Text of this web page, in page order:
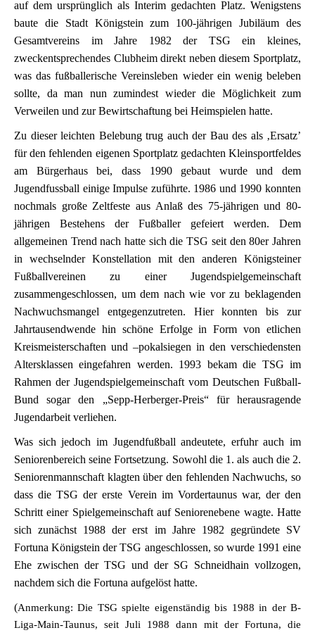
auf dem ursprünglich als Interim gedachten Platz. Wenigstens
baute die Stadt Königstein zum 100-jährigen Jubiläum des
Gesamtvereins im Jahre 1982 der TSG ein kleines,
zweckentsprechendes Clubheim direkt neben diesem Sportplatz,
was das fußballerische Vereinsleben wieder ein wenig beleben
sollte, da man nun zumindest wieder die Möglichkeit zum
Verweilen und zur Bewirtschaftung bei Heimspielen hatte.
Zu dieser leichten Belebung trug auch der Bau des als ‚Ersatz’
für den fehlenden eigenen Sportplatz gedachten Kleinsportfeldes
am Bürgerhaus bei, dass 1990 gebaut wurde und dem
Jugendfussball einige Impulse zuführte. 1986 und 1990 konnten
nochmals große Zeltfeste aus Anlaß des 75-jährigen und 80-
jährigen Bestehens der Fußballer gefeiert werden. Dem
allgemeinen Trend nach hatte sich die TSG seit den 80er Jahren
in wechselnder Konstellation mit den anderen Königsteiner
Fußballvereinen zu einer Jugendspielgemeinschaft
zusammengeschlossen, um dem nach wie vor zu beklagenden
Nachwuchsmangel entgegenzutreten. Hier konnten bis zur
Jahrtausendwende hin schöne Erfolge in Form von etlichen
Kreismeisterschaften und –pokalsiegen in den verschiedensten
Altersklassen eingefahren werden. 1993 bekam die TSG im
Rahmen der Jugendspielgemeinschaft vom Deutschen Fußball-
Bund sogar den „Sepp-Herberger-Preis“ für herausragende
Jugendarbeit verliehen.
Was sich jedoch im Jugendfußball andeutete, erfuhr auch im
Seniorenbereich seine Fortsetzung. Sowohl die 1. als auch die 2.
Seniorenmannschaft klagten über den fehlenden Nachwuchs, so
dass die TSG der erste Verein im Vordertaunus war, der den
Schritt einer Spielgemeinschaft auf Seniorenebene wagte. Hatte
sich zunächst 1988 der erst im Jahre 1982 gegründete SV
Fortuna Königstein der TSG angeschlossen, so wurde 1991 eine
Ehe zwischen der TSG und der SG Schneidhain vollzogen,
nachdem sich die Fortuna aufgelöst hatte.
(Anmerkung: Die TSG spielte eigenständig bis 1988 in der B-
Liga-Main-Taunus, seit Juli 1988 dann mit der Fortuna, die